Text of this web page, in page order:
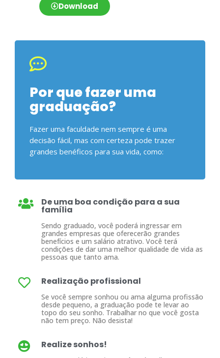
Download
De uma boa condição para a sua
família
Sendo graduado, você poderá ingressar em
grandes empresas que oferecerão grandes
benefícios e um salário atrativo. Você terá
condições de dar uma melhor qualidade de vida as
pessoas que tanto ama.
Realização profissional
Se você sempre sonhou ou ama alguma profissão
desde pequeno, a graduação pode te levar ao
topo do seu sonho. Trabalhar no que você gosta
não tem preço. Não desista!
Realize sonhos!
Por que fazer uma
graduação?
Fazer uma faculdade nem sempre é uma
decisão fácil, mas com certeza pode trazer
grandes benéficos para sua vida, como: